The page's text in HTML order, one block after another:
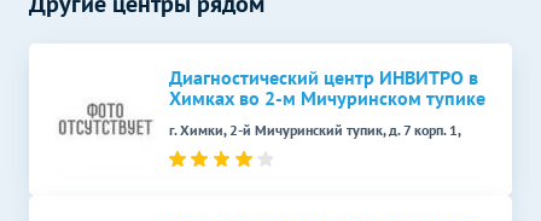
УЗИ малого таза у женщин
(трансабдоминально)
Без контраста С контрастом
УЗИ при многоплодной
беременности (скрининг)
Дуплексное сканирование
Диагностический центр ИНВИТРО в
Химках во 2-м Мичуринском тупике
г. Химки, 2-й Мичуринский тупик, д. 7 корп. 1,